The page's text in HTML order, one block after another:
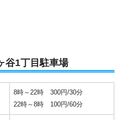
谷1丁目駐車場
8時～22時 300円/30分
22時～8時 100円/60分